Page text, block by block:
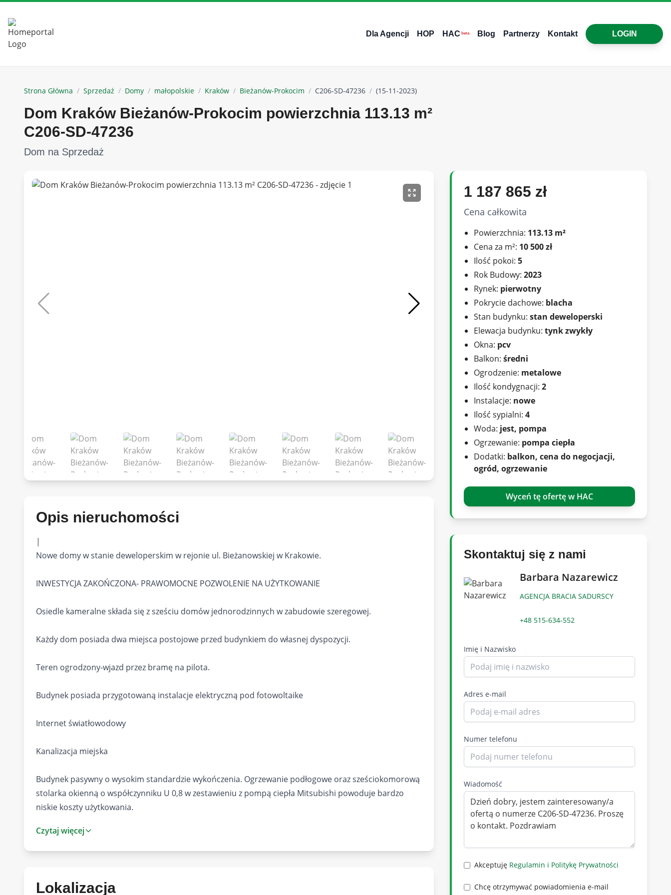
Dla Agencji HOP HAC beta Blog Partnerzy Kontakt LOGIN
Strona Główna / Sprzedaż / Domy / małopolskie / Kraków / Bieżanów-Prokocim / C206-SD-47236 / (15-11-2023)
Dom Kraków Bieżanów-Prokocim powierzchnia 113.13 m²
C206-SD-47236
Dom na Sprzedaż
Opis nieruchomości
|
Nowe domy w stanie deweloperskim w rejonie ul. Bieżanowskiej w Krakowie.
INWESTYCJA ZAKOŃCZONA- PRAWOMOCNE POZWOLENIE NA UŻYTKOWANIE
Osiedle kameralne składa się z sześciu domów jednorodzinnych w zabudowie szeregowej.
Każdy dom posiada dwa miejsca postojowe przed budynkiem do własnej dyspozycji.
Teren ogrodzony-wjazd przez bramę na pilota.
Budynek posiada przygotowaną instalacje elektryczną pod fotowoltaike
Internet światłowodowy
Kanalizacja miejska
Budynek pasywny o wysokim standardzie wykończenia. Ogrzewanie podłogowe oraz sześciokomorową
stolarka okienną o współczynniku U 0,8 w zestawieniu z pompą ciepła Mitsubishi powoduje bardzo
niskie koszty użytkowania.
Każdy dom składa się z :
PIĘTRO I (37,96 m2): korytarz, łazienka, dwie sypialnie+ dwa balkony (wykończone płytkami i
Czytaj więcej
Lokalizacja
1 187 865 zł
Cena całkowita
Powierzchnia: 113.13 m²
Cena za m²: 10 500 zł
Ilość pokoi:5
Rok Budowy:2023
Rynek: pierwotny
Pokrycie dachowe: blacha
Stan budynku:stan deweloperski
Elewacja budynku:tynk zwykły
Okna: pcv
Balkon:średni
Ogrodzenie: metalowe
Ilość kondygnacji:2
Instalacje: nowe
Ilość sypialni:4
Woda: jest, pompa
Ogrzewanie: pompa ciepła
Dodatki: balkon, cena do negocjacji,
ogród, ogrzewanie
Wyceń tę ofertę w HAC
Skontaktuj się z nami
Barbara Nazarewicz
AGENCJA BRACIA SADURSCY
+48 515-634-552
Imię i Nazwisko
Adres e-mail
Numer telefonu
Wiadomość
Akceptuję Regulamin i Politykę Prywatności
Chcę otrzymywać powiadomienia e-mail